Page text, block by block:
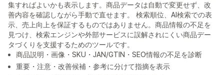
集すればよいかも表示します。商品データは自動で変更せず、改
善内容を確認しながら手動で直せます。 検索順位、AI検索での表
示、売上向上を保証するものではありません。商品情報の不足を
見つけ、検索エンジンや外部サービスに誤解されにくい商品デー
タづくりを支援するためのツールです。
商品説明・画像・SKU・JAN/GTIN・SEO情報の不足を診断
重要・注意・改善候補・参考に分けて指摘を表示